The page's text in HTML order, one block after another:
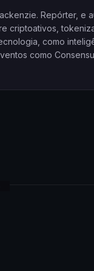
Repórter, e
criptoativos,
como
como